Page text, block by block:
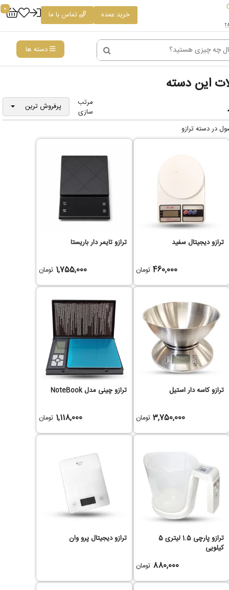
خرید عمده تماس با ما
0
دسته ها
این دسته
مرتب
سازی
پرفروش ترین
ترازو دیجیتال سفید
460,000 تومان
ترازو تایمر دار باریستا
1,755,000 تومان
ترازو کاسه دار استیل
3,750,000 تومان
ترازو چینی مدل NoteBook
1,118,000 تومان
ترازو پارچی 1.5 لیتری 5
کیلویی
880,000 تومان
ترازو دیجیتال پرو وان